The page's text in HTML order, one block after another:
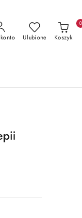
Ulubione Koszyk
0